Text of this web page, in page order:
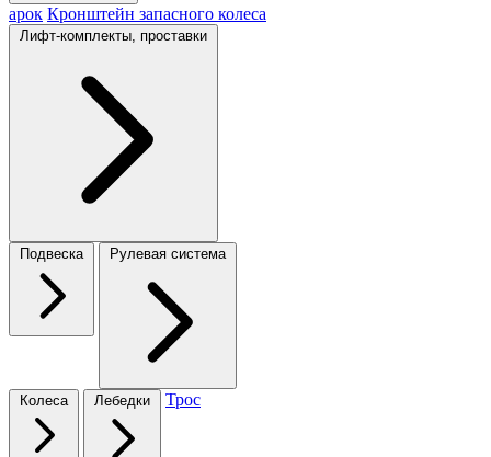
арок Кронштейн запасного колеса
Лифт-комплекты, проставки
Подвеска Рулевая система
Колеса Лебедки Трос